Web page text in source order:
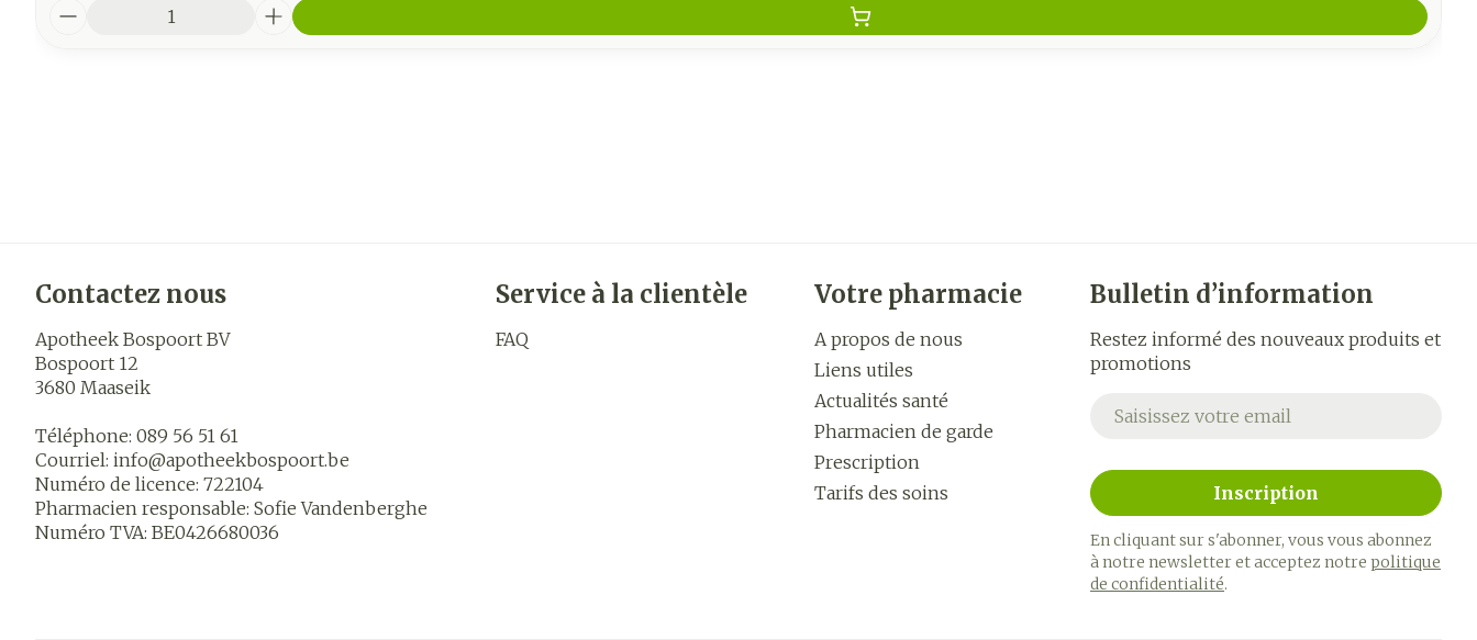
Contactez nous
Apotheek Bospoort BV
Bospoort 12
3680 Maaseik
Téléphone: 089 56 51 61
Courriel: info@apotheekbospoort.be
Numéro de licence: 722104
Pharmacien responsable: Sofie Vandenberghe
Numéro TVA: BE0426680036
Service à la clientèle
FAQ
Votre pharmacie
A propos de nous
Liens utiles
Actualités santé
Pharmacien de garde
Prescription
Tarifs des soins
Bulletin d’information
Restez informé des nouveaux produits et
promotions
Adresse mail
Inscription
En cliquant sur s'abonner, vous vous abonnez
à notre newsletter et acceptez notrepolitique
de confidentialité.